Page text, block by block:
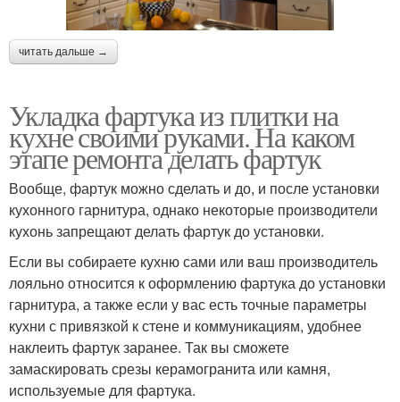
читать дальше →
Укладка фартука из плитки на
кухне своими руками. На каком
этапе ремонта делать фартук
Вообще, фартук можно сделать и до, и после установки
кухонного гарнитура, однако некоторые производители
кухонь запрещают делать фартук до установки.
Если вы собираете кухню сами или ваш производитель
лояльно относится к оформлению фартука до установки
гарнитура, а также если у вас есть точные параметры
кухни с привязкой к стене и коммуникациям, удобнее
наклеить фартук заранее. Так вы сможете
замаскировать срезы керамогранита или камня,
используемые для фартука.